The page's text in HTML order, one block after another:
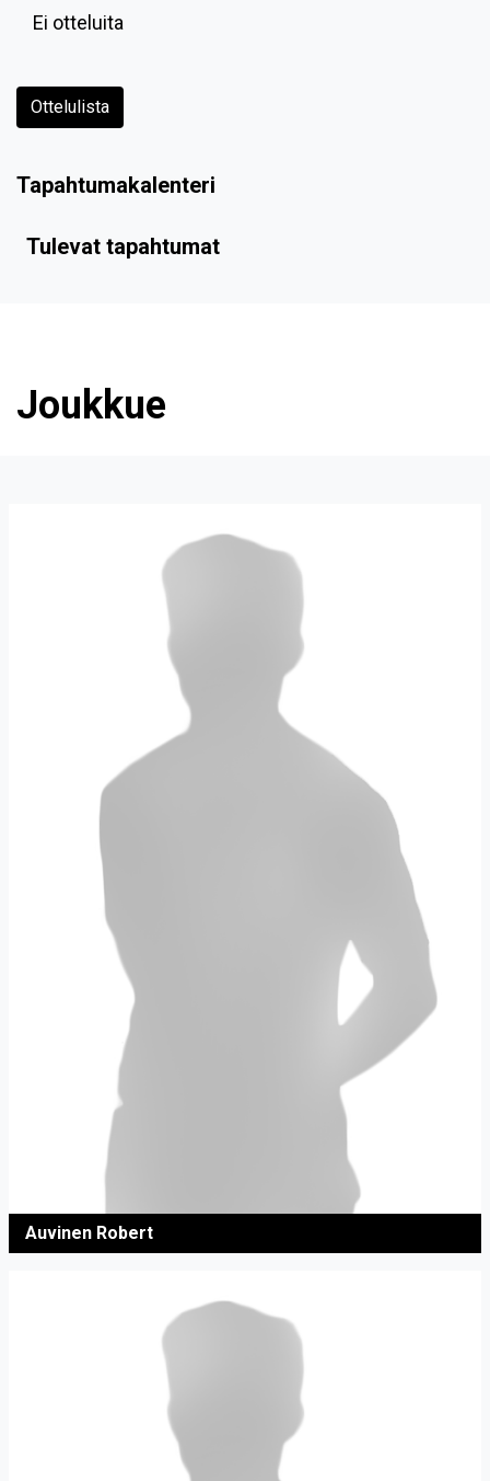
Ei otteluita
Ottelulista
Tapahtumakalenteri
Tulevat tapahtumat
Joukkue
Auvinen Robert